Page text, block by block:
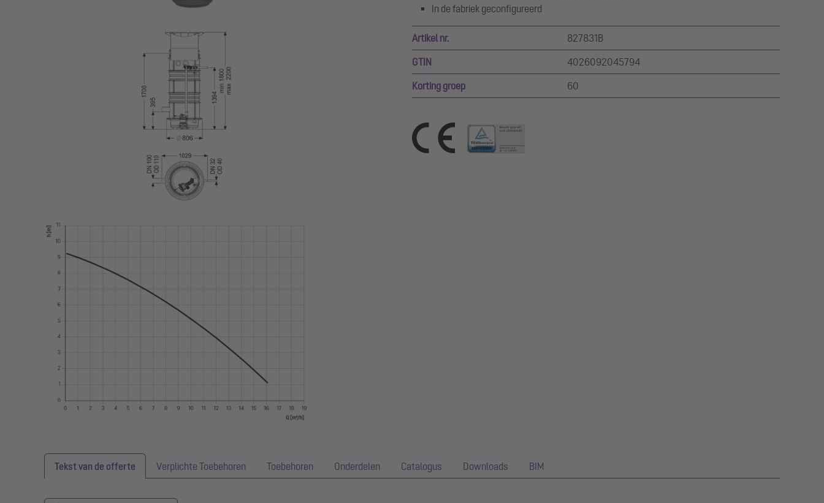
In de fabriek geconfigureerd
Artikel nr. 827831B
GTIN 4026092045794
Korting groep 60
Tekst van de offerte Verplichte Toebehoren Toebehoren Onderdelen Catalogus Downloads BIM